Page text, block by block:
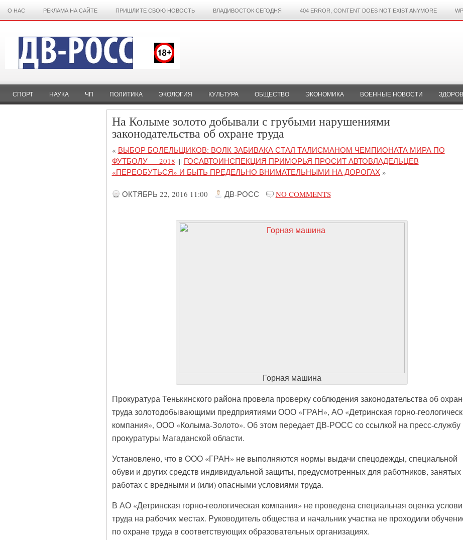
О НАС РЕКЛАМА НА САЙТЕ ПРИШЛИТЕ СВОЮ НОВОСТЬ ВЛАДИВОСТОК СЕГОДНЯ 404 ERROR, CONTENT DOES NOT EXIST ANYMORE
СПОРТ НАУКА ЧП ПОЛИТИКА ЭКОЛОГИЯ КУЛЬТУРА ОБЩЕСТВО ЭКОНОМИКА ВОЕННЫЕ НОВОСТИ
На Колыме золото добывали с грубыми нарушениями
законодательства об охране труда
« ВЫБОР БОЛЕЛЬЩИКОВ: ВОЛК ЗАБИВАКА СТАЛ ТАЛИСМАНОМ ЧЕМПИОНАТА МИРА ПО
ФУТБОЛУ — 2018 ||| ГОСАВТОИНСПЕКЦИЯ ПРИМОРЬЯ ПРОСИТ АВТОВЛАДЕЛЬЦЕВ
«ПЕРЕОБУТЬСЯ» И БЫТЬ ПРЕДЕЛЬНО ВНИМАТЕЛЬНЫМИ НА ДОРОГАХ»
ОКТЯБРЬ 22, 2016 11:00 ДВ-РОСС NO COMMENTS
Горная машина
Прокуратура Тенькинского района провела проверку соблюдения законодательства об
труда золотодобывающими предприятиями ООО «ГРАН», АО «Детринская горно-
компания», ООО «Колыма-Золото». Об этом передает ДВ-РОСС со ссылкой на пресс-службу
прокуратуры Магаданской области.
Установлено, что в ООО «ГРАН» не выполняются нормы выдачи спецодежды, специальной
обуви и других средств индивидуальной защиты, предусмотренных для работников, занятых
работах с вредными и (или) опасными условиями труда.
В АО «Детринская горно-геологическая компания» не проведена специальная оценка
труда на рабочих местах. Руководитель общества и начальник участка не проходили
по охране труда в соответствующих образовательных организациях.